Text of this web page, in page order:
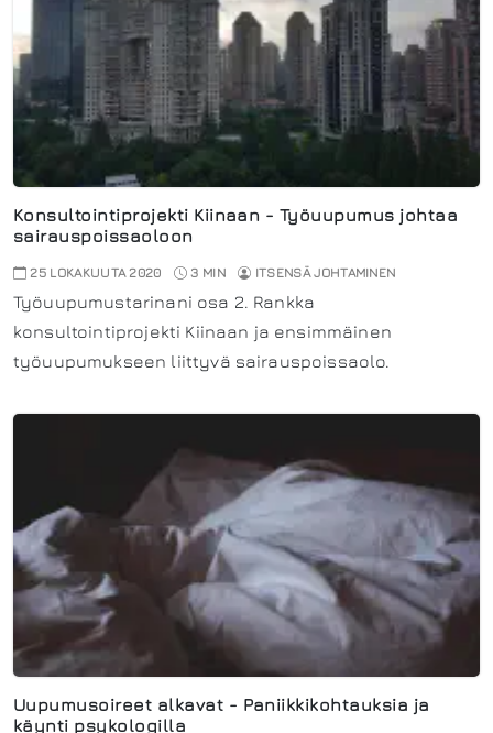
Konsultointiprojekti Kiinaan - Työuupumus johtaa
sairauspoissaoloon
25 LOKAKUUTA 2020 3 MIN ITSENSÄ JOHTAMINEN
Työuupumustarinani osa 2. Rankka
konsultointiprojekti Kiinaan ja ensimmäinen
työuupumukseen liittyvä sairauspoissaolo.
Uupumusoireet alkavat - Paniikkikohtauksia ja
käynti psykologilla